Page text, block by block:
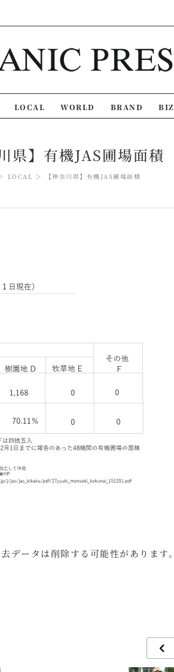
LOCAL WORLD BRAND BIZ
県】有機JAS圃場面積
LOCAL 【神奈川県】有機JAS圃場面積
ータは削除する可能性があります。